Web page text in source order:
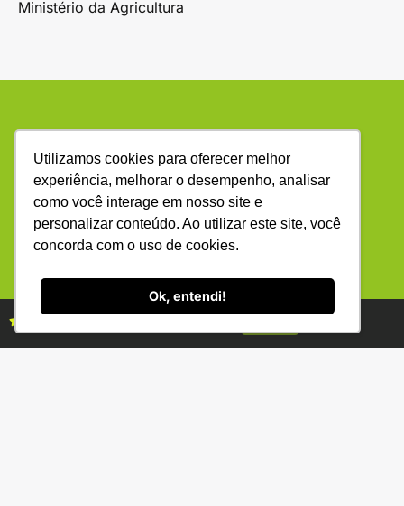
Utilizamos cookies para oferecer melhor
experiência, melhorar o desempenho, analisar
como você interage em nosso site e
personalizar conteúdo. Ao utilizar este site, você
concorda com o uso de cookies.
Ok, entendi!
Ministério da Agricultura
(34) 3231-2800
R. Bernardino Fonseca, 88 - Gen. Osório -
Uberlândia - MG 38400-220
ANUNCIE